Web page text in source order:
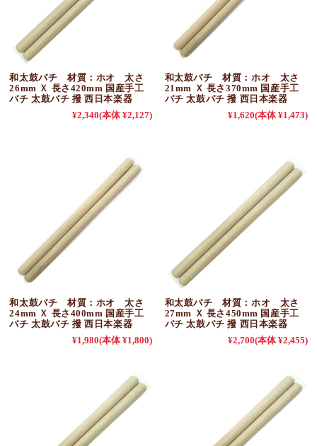
和太鼓バチ 材質：ホオ 太さ
26mm Ｘ 長さ420mm 国産手工
バチ 太鼓バチ 撥 西日本楽器
¥2,340(本体 ¥2,127)
和太鼓バチ 材質：ホオ 太さ
21mm Ｘ 長さ370mm 国産手工
バチ 太鼓バチ 撥 西日本楽器
¥1,620(本体 ¥1,473)
和太鼓バチ 材質：ホオ 太さ
24mm Ｘ 長さ400mm 国産手工
バチ 太鼓バチ 撥 西日本楽器
¥1,980(本体 ¥1,800)
和太鼓バチ 材質：ホオ 太さ
27mm Ｘ 長さ450mm 国産手工
バチ 太鼓バチ 撥 西日本楽器
¥2,700(本体 ¥2,455)